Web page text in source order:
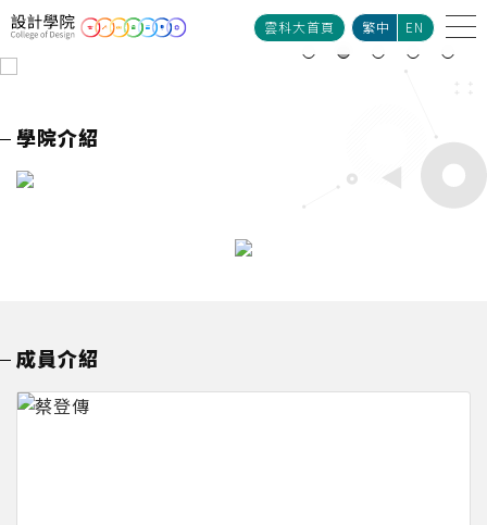
雲科大首頁 繁中 EN
學院介紹
成員介紹